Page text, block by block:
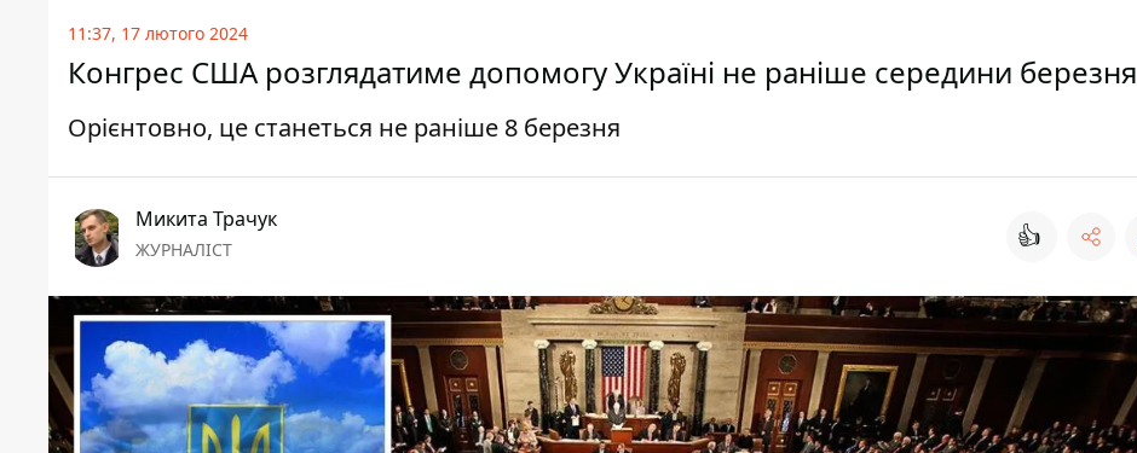
11:37, 17 лютого 2024
Конгрес США розглядатиме допомогу Україні не раніше середини березня
Орієнтовно, це станеться не раніше 8 березня
Микита Трачук
ЖУРНАЛІСТ 👍